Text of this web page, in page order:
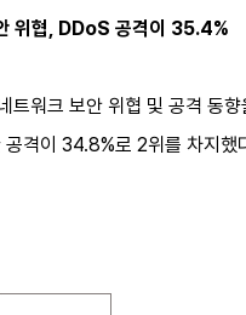
위협, DDoS 공격이 35.4%
트워크 보안 위협 및 공격 동
격이 34.8%로 2위를 차지